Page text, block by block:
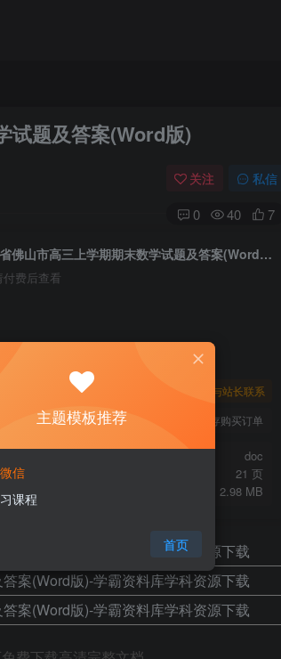
试题及答案(Word版)
关注 私信
0 40 7
2022-2023学年广东省佛山市高三上学期期末数学试题及答案(Word版)
费后查看
暂时无法购买，请与站长联系
您当前未登录！建议登陆后购买，可保存购买订单
doc
21 页
2.98 MB
主题模板推荐
信
课程
首页